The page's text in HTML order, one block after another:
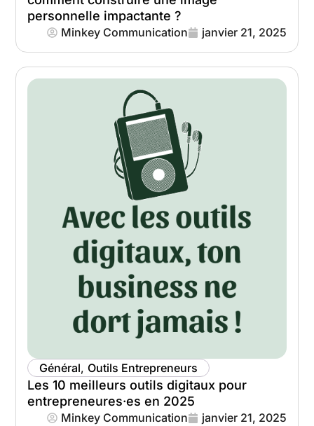
personnelle impactante ?
Minkey Communication janvier 21, 2025
Général, Outils Entrepreneurs
Les 10 meilleurs outils digitaux pour
entrepreneures·es en 2025
Minkey Communication janvier 21, 2025